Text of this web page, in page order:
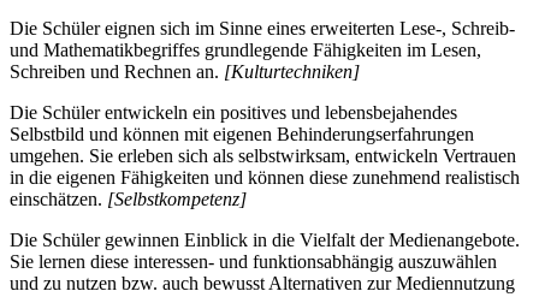
Die Schüler eignen sich im Sinne eines erweiterten Lese-, Schreib-
und Mathematikbegriffes grundlegende Fähigkeiten im Lesen,
Schreiben und Rechnen an. [Kulturtechniken]
Die Schüler entwickeln ein positives und lebensbejahendes
Selbstbild und können mit eigenen Behinderungserfahrungen
umgehen. Sie erleben sich als selbstwirksam, entwickeln Vertrauen
in die eigenen Fähigkeiten und können diese zunehmend realistisch
einschätzen. [Selbstkompetenz]
Die Schüler gewinnen Einblick in die Vielfalt der Medienangebote.
Sie lernen diese interessen- und funktionsabhängig auszuwählen
und zu nutzen bzw. auch bewusst Alternativen zur Mediennutzung